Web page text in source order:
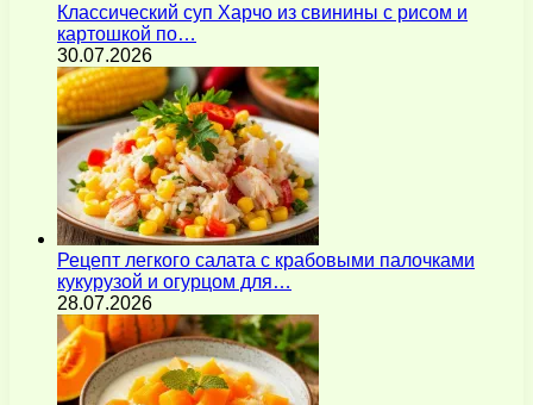
Классический суп Харчо из свинины с рисом и
картошкой по…
30.07.2026
Рецепт легкого салата с крабовыми палочками
кукурузой и огурцом для…
28.07.2026